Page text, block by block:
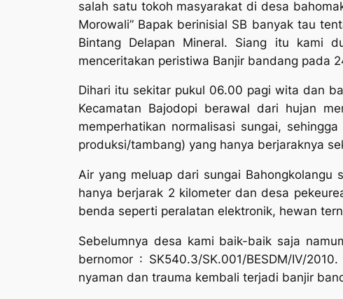
salah satu tokoh masyarakat di desa
Morowali” Bapak berinisial SB banyak tau
Bintang Delapan Mineral. Siang itu kami
menceritakan peristiwa Banjir bandang pada
Dihari itu sekitar pukul 06.00 pagi wita dan
Kecamatan Bajodopi berawal dari hujan
memperhatikan normalisasi sungai,
produksi/tambang) yang hanya berjaraknya
Air yang meluap dari sungai
hanya berjarak 2 kilometer dan desa
benda seperti peralatan elektronik, hewan
Sebelumnya desa kami baik-baik saja
bernomor : SK540.3/SK.001/BESDM/IV/
nyaman dan trauma kembali terjadi banjir